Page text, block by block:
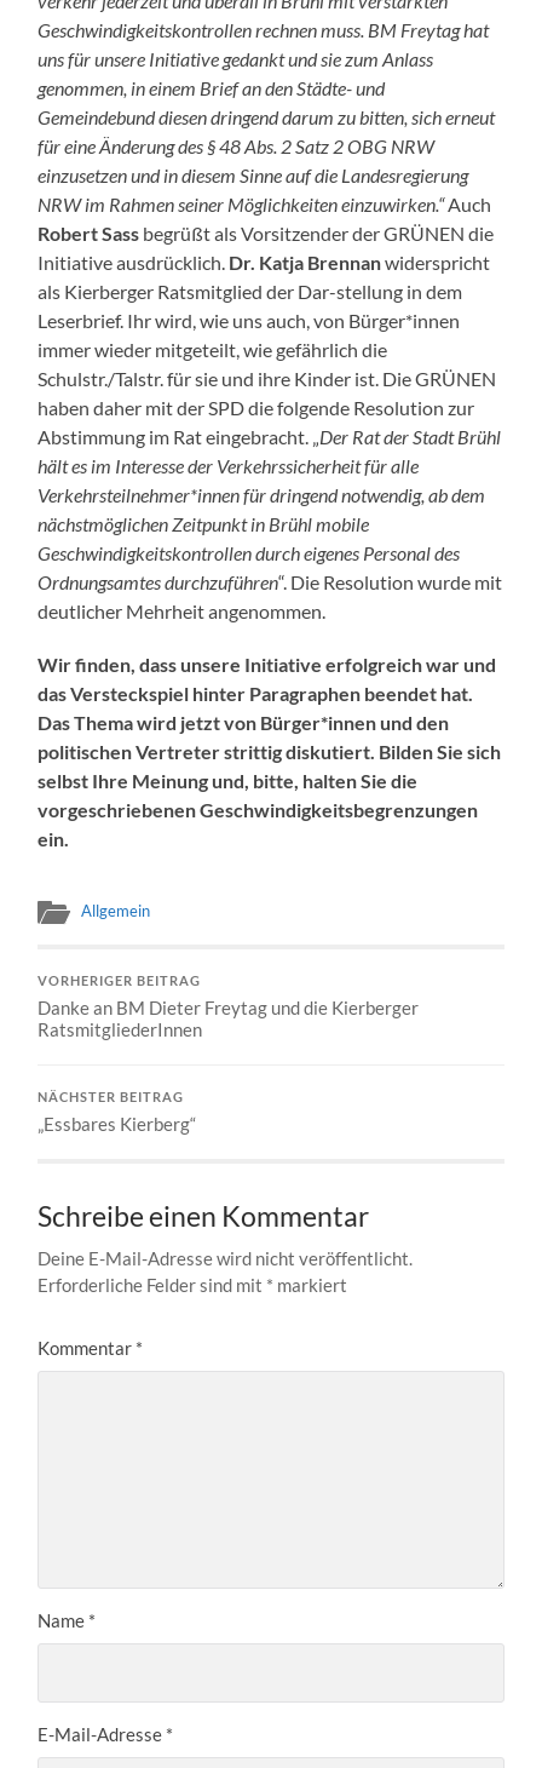
Geschwindigkeitskontrollen rechnen muss. BM Freytag hat
uns für unsere Initiative gedankt und sie zum Anlass
genommen, in einem Brief an den Städte- und
Gemeindebund diesen dringend darum zu bitten, sich erneut
für eine Änderung des § 48 Abs. 2 Satz 2 OBG NRW
einzusetzen und in diesem Sinne auf die Landesregierung
NRW im Rahmen seiner Möglichkeiten einzuwirken.“Auch
Robert Sass begrüßt als Vorsitzender der GRÜNEN die
Initiative ausdrücklich. Dr. Katja Brennanwiderspricht
als Kierberger Ratsmitglied der Dar-stellung in dem
Leserbrief. Ihr wird, wie uns auch, von Bürger*innen
immer wieder mitgeteilt, wie gefährlich die
Schulstr./Talstr. für sie und ihre Kinder ist. Die GRÜNEN
haben daher mit der SPD die folgende Resolution zur
Abstimmung im Rat eingebracht. „Der Rat der Stadt Brühl
hält es im Interesse der Verkehrssicherheit für alle
Verkehrsteilnehmer*innen für dringend notwendig, ab dem
nächstmöglichen Zeitpunkt in Brühl mobile
Geschwindigkeitskontrollen durch eigenes Personal des
Ordnungsamtes durchzuführen“. Die Resolution wurde mit
deutlicher Mehrheit angenommen.
Wir finden, dass unsere Initiative erfolgreich war und
das Versteckspiel hinter Paragraphen beendet hat.
Das Thema wird jetzt von Bürger*innen und den
politischen Vertreter strittig diskutiert. Bilden Sie sich
selbst Ihre Meinung und, bitte, halten Sie die
vorgeschriebenen Geschwindigkeitsbegrenzungen
ein.
Allgemein
VORHERIGER BEITRAG
Danke an BM Dieter Freytag und die Kierberger
RatsmitgliederInnen
NÄCHSTER BEITRAG
„Essbares Kierberg“
Schreibe einen Kommentar
Deine E-Mail-Adresse wird nicht veröffentlicht.
Erforderliche Felder sind mit * markiert
Kommentar *
Name *
E-Mail-Adresse *